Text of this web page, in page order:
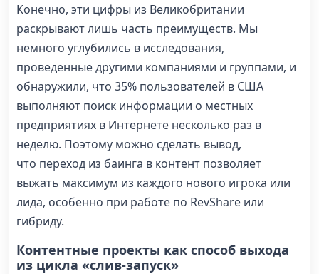
Конечно, эти цифры из Великобритании
раскрывают лишь часть преимуществ. Мы
немного углубились в исследования,
проведенные другими компаниями и группами, и
обнаружили, что 35% пользователей в США
выполняют поиск информации о местных
предприятиях в Интернете несколько раз в
неделю. Поэтому можно сделать вывод,
что переход из баинга в контент позволяет
выжать максимум из каждого нового игрока или
лида, особенно при работе по RevShare или
гибриду.
Контентные проекты как способ выхода
из цикла «слив-запуск»